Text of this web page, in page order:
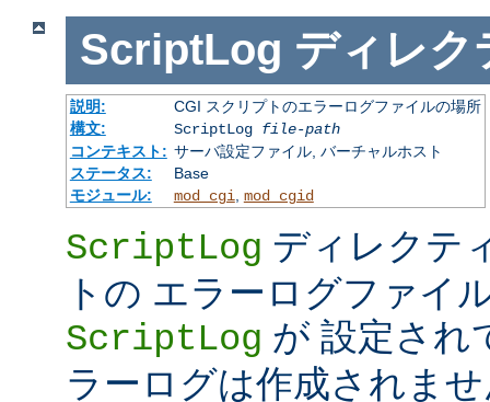
ScriptLog ディレク
説明:
CGI スクリプトのエラーログファイルの場所
構文:
ScriptLog file-path
コンテキスト: サーバ設定ファイル, バーチャルホスト
ステータス:
Base
モジュール:
mod_cgi mod_cgid
ScriptLog ディレクテ
トの エラーログファイ
ScriptLog が 設定され
ラーログは作成されま